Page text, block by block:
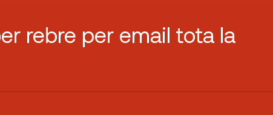
rebre per email tota la